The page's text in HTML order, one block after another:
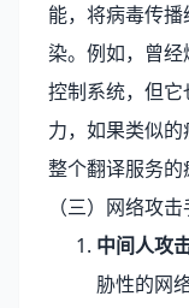
能，将病毒传
染。例如，曾经
控制系统，但
力，如果类似
整个翻译服务的
（三）网络攻
中间人攻
胁性的网